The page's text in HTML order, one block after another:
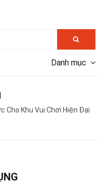
Danh mục
Cho Khu Vui Chơi Hiện Đại